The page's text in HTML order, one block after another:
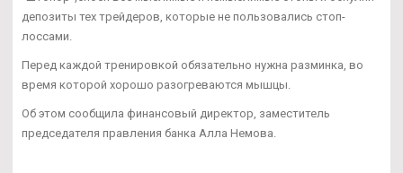
депозиты тех трейдеров, которые не пользовались стоп-
лоссами.
Перед каждой тренировкой обязательно нужна разминка, во
время которой хорошо разогреваются мышцы.
Об этом сообщила финансовый директор, заместитель
председателя правления банка Алла Немова.